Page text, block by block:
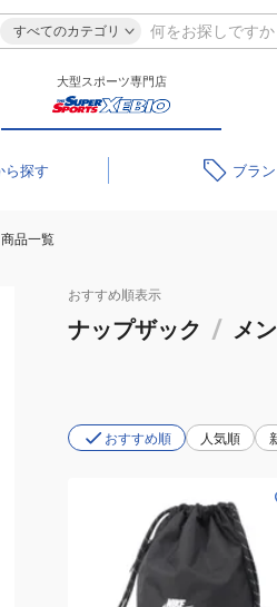
すべてのカテゴリ
大型スポーツ専門店
ブラ
商品一覧
おすすめ順表示
ナップザック / メ
おすすめ順 人気順